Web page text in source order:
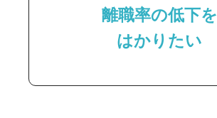
離職率の低下を
はかりたい